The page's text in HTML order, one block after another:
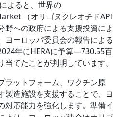
よると、世界の
（オリゴヌクレオチドAPI
野への政府による支援投資によ
ヨーロッパ委員会の報告による
年にHERAに予算―730.55百
てたことが判明しています。
ラットフォーム、ワクチン原
製造施設を支援することで、ヨ
対応能力を強化します。準備イ